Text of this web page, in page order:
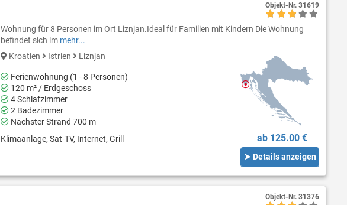
Wohnung für 8 Personen im Ort Liznjan.Ideal für Familien mit Kindern Die Wohnung
befindet sich im mehr...
Kroatien
Istrien Liznjan
Ferienwohnung (1 - 8 Personen)
120 m² / Erdgeschoss
4 Schlafzimmer
2 Badezimmer
Nächster Strand 700 m
Klimaanlage, Sat-TV, Internet, Grill
ab 125.00 €
➤ Details anzeigen
Objekt-Nr. 31619
Objekt-Nr. 31376